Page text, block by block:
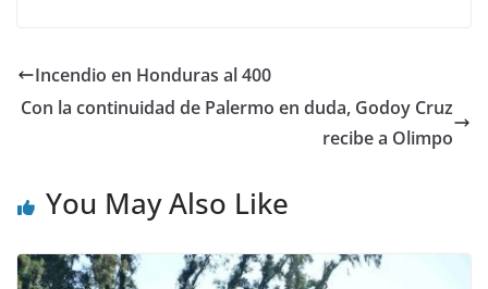
Incendio en Honduras al 400
Con la continuidad de Palermo en duda, Godoy Cruz
recibe a Olimpo
You May Also Like